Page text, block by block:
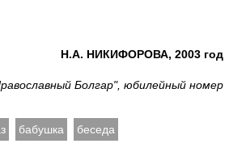
Н.А. НИКИФОРОВА, 2003 год
Болгар", юбилейный номер
бабушка беседа